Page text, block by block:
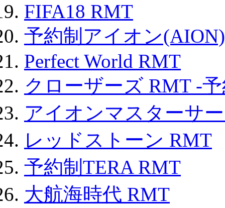
FIFA18 RMT
予約制アイオン
Perfect World RMT
クローザーズ RMT -
アイオンマスターサ
レッドストーン RMT
予約制TERA RMT
大航海時代 RMT